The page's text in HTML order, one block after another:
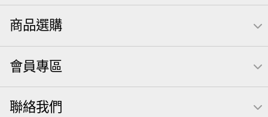
高蛋白 起司 荷卡 三角 萬歲開心果 減糖日記
隨手包
芋頭 禮盒 素食 杏仁 芥末 可樂果 小魚干
萬歲牌 米果 果乾
無糖 堅果飲 梅子 三角飯糰 全聯 南瓜子 蔓越梅
綜合堅果
商品選購
會員專區
聯絡我們